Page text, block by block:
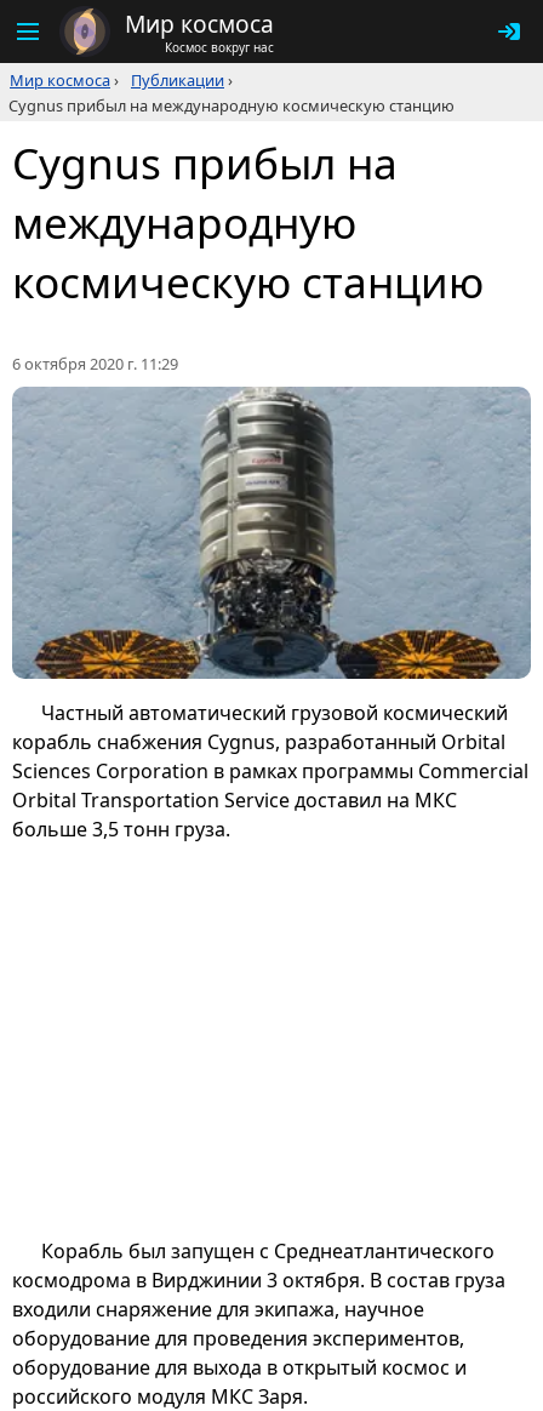
Мир космоса
Космос вокруг нас
Мир космоса› Публикации›
Cygnus прибыл на международную космическую станцию
Cygnus прибыл на
международную
космическую станцию
6 октября 2020 г. 11:29
Частный автоматический грузовой космический
корабль снабжения Cygnus, разработанный Orbital
Sciences Corporation в рамках программы Commercial
Orbital Transportation Service доставил на МКС
больше 3,5 тонн груза.
Корабль был запущен с Среднеатлантического
космодрома в Вирджинии 3 октября. В состав груза
входили снаряжение для экипажа, научное
оборудование для проведения экспериментов,
оборудование для выхода в открытый космос и
российского модуля МКС Заря.